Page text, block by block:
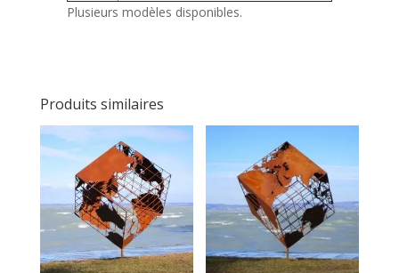
Plusieurs modèles disponibles.
Produits similaires